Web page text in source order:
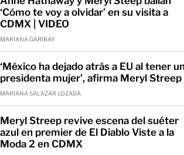
‘Cómo te voy a olvidar’ en su visita a
CDMX | VIDEO
MARIANA GARIBAY
‘México ha dejado atrás a EU al tener
presidenta mujer’, afirma Meryl Streep
MARIANA SALAZAR LOZADA
Meryl Streep revive escena del suéter
azul en premier de El Diablo Viste a la
Moda 2 en CDMX